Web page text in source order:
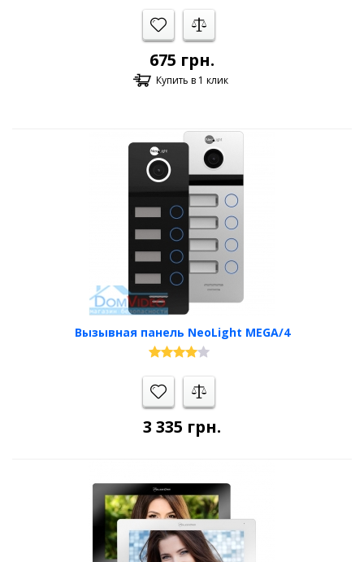
675 грн.
Купить в 1 клик
Вызывная панель NeoLight MEGA/4
3 335 грн.